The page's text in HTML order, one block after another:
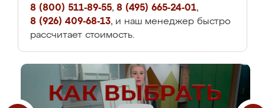
8 (800) 511-89-55, 8 (495) 665-24-01,
8 (926) 409-68-13, и наш менеджер быстро
рассчитает стоимость.